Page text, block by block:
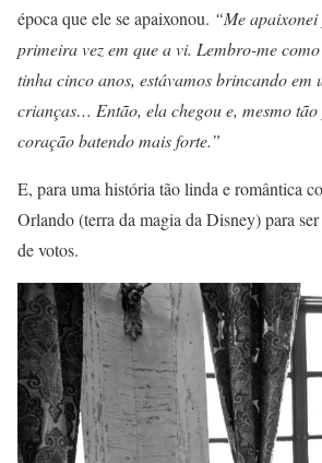
época que ele se apaixonou. “Me
primeira vez em que a vi. Lembro-me como
tinha cinco anos, estávamos brincando em
crianças… Então, ela chegou e, mesmo tão
coração batendo mais forte.”
E, para uma história tão linda e romântica
Orlando (terra da magia da Disney) para
de votos.